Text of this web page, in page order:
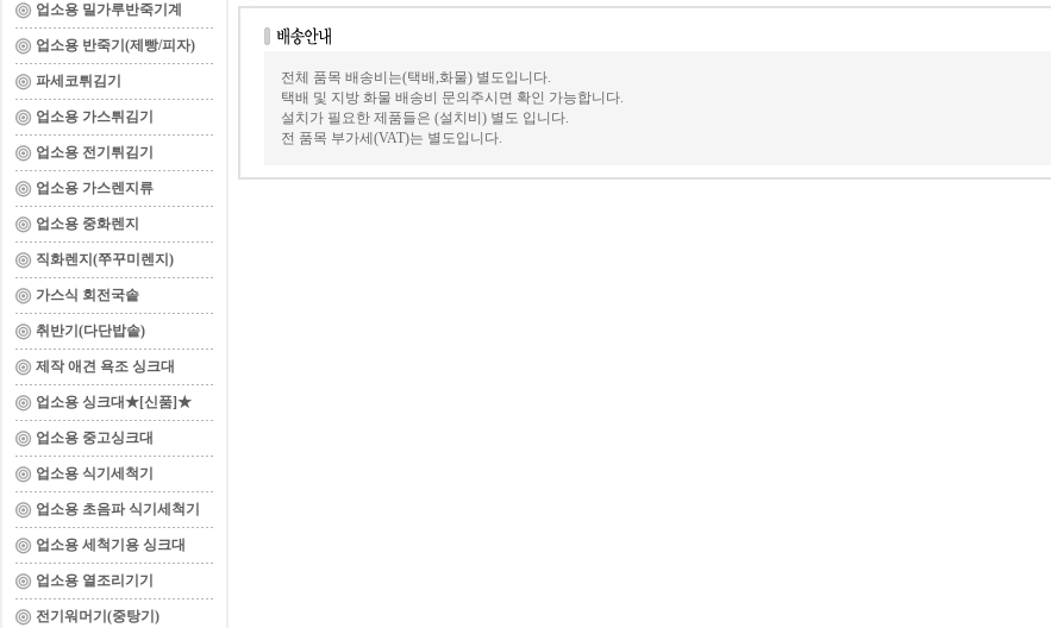
업소용 밀가루반죽기계
업소용 반죽기(제빵/피자)
파세코튀김기
업소용 가스튀김기
업소용 전기튀김기
업소용 가스렌지류
업소용 중화렌지
직화렌지(쭈꾸미렌지)
가스식 회전국솥
취반기(다단밥솥)
제작 애견 욕조 싱크대
업소용 싱크대★[신품]★
업소용 중고싱크대
업소용 식기세척기
업소용 초음파 식기세척기
업소용 세척기용 싱크대
업소용 열조리기기
전기워머기(중탕기)
전체 품목 배송비는(택배,화물) 별도입니다.
택배 및 지방 화물 배송비 문의주시면 확인 가능합니다.
설치가 필요한 제품들은 (설치비) 별도 입니다.
전 품목 부가세(VAT)는 별도입니다.